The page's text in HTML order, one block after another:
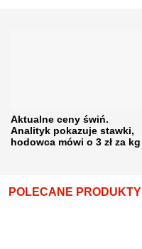
Aktualne ceny świń.
Analityk pokazuje stawki,
hodowca mówi o 3 zł za kg
POLECANE PRODUKTY